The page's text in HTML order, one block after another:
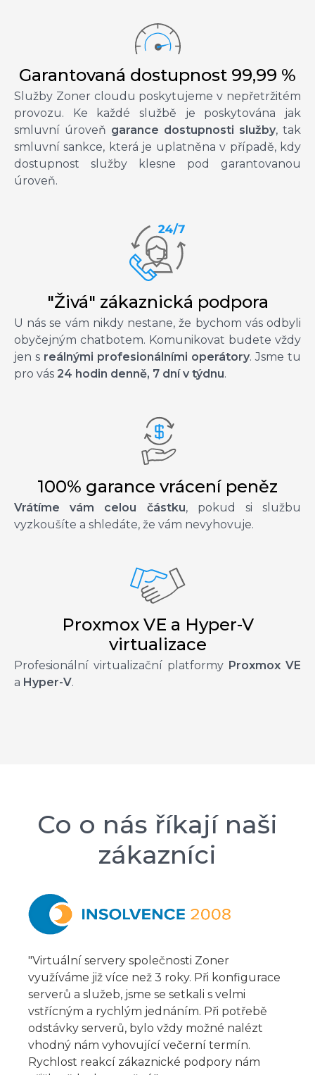
Garantovaná dostupnost 99,99 %
Služby Zoner cloudu poskytujeme v nepřetržitém
provozu. Ke každé službě je poskytována jak
smluvní úroveň garance dostupnosti služby, tak
smluvní sankce, která je uplatněna v případě, kdy
dostupnost služby klesne pod garantovanou
úroveň.
"Živá" zákaznická podpora
U nás se vám nikdy nestane, že bychom vás odbyli
obyčejným chatbotem. Komunikovat budete vždy
jen s reálnými profesionálními operátory. Jsme tu
pro vás 24 hodin denně, 7 dní v týdnu.
100% garance vrácení peněz
Vrátíme vám celou částku, pokud si službu
vyzkoušíte a shledáte, že vám nevyhovuje.
Proxmox VE a Hyper-V
virtualizace
Profesionální virtualizační platformy Proxmox VE
a Hyper-V.
Co o nás říkají naši
zákazníci
"Virtuální servery společnosti Zoner
využíváme již více než 3 roky. Při konfigurace
serverů a služeb, jsme se setkali s velmi
vstřícným a rychlým jednáním. Při potřebě
odstávky serverů, bylo vždy možné nalézt
vhodný nám vyhovující večerní termín.
Rychlost reakcí zákaznické podpory nám